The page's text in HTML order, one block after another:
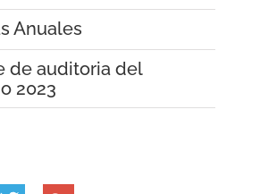
Anuales
de auditoria del
2023